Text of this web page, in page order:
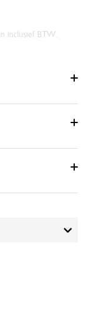
inclusief BTW.